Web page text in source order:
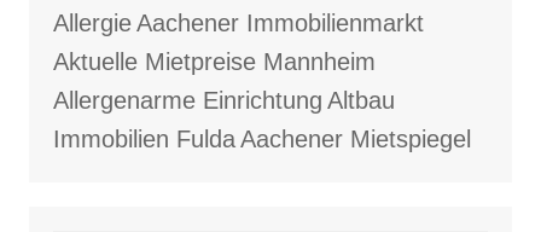
AllergieAachener Immobilienmarkt
Aktuelle Mietpreise Mannheim
Allergenarme Einrichtung Altbau
Immobilien FuldaAachener Mietspiegel